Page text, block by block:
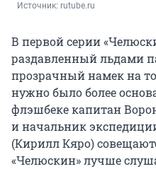
Источник: rutube.ru
В первой серии
раздавленный льдами
прозрачный намек на
нужно было более
флэшбеке капитан
и начальник
(Кирилл Кяро)
«Челюскин» лучше